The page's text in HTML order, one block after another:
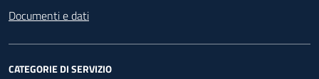
Documenti e dati
CATEGORIE DI SERVIZIO